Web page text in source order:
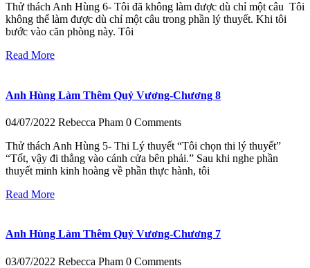
Thử thách Anh Hùng 6- Tôi đã không làm được dù chỉ một câu Tôi
không thể làm được dù chỉ một câu trong phần lý thuyết. Khi tôi
bước vào căn phòng này. Tôi
Read More
Anh Hùng Làm Thêm Quỷ Vương-Chương 8
04/07/2022 Rebecca Pham 0 Comments
Thử thách Anh Hùng 5- Thi Lý thuyết “Tôi chọn thi lý thuyết”
“Tốt, vậy đi thẳng vào cánh cửa bên phải.” Sau khi nghe phần
thuyết minh kinh hoàng về phần thực hành, tôi
Read More
Anh Hùng Làm Thêm Quỷ Vương-Chương 7
03/07/2022 Rebecca Pham 0 Comments